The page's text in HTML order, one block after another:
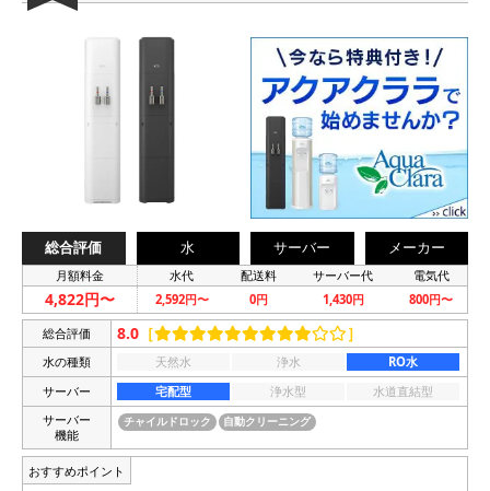
総合評価 水 サーバー メーカー
月額料金 水代 配送料 サーバー代 電気代
4,822円〜 2,592円〜 0円 1,430円 800円〜
総合評価 8.0 ［ ］
水の種類 天然水 浄水
RO水
サーバー
宅配型 浄水型
水道直結型
サーバー
機能
チャイルドロック 自動クリーニング
おすすめポイント